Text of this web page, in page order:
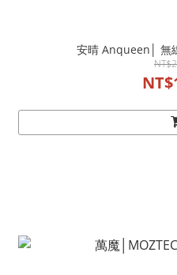
安晴 Anqueen│ 無